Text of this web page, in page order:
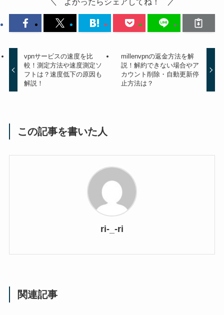
vpnサービスの速度を比
較！測定方法や速度測定ソ
フトは？速度低下の原因も
解説！
millenvpnの返金方法を解
説！解約できない場合やア
カウント削除・自動更新停
止方法は？
この記事を書いた人
ri-_-ri
関連記事